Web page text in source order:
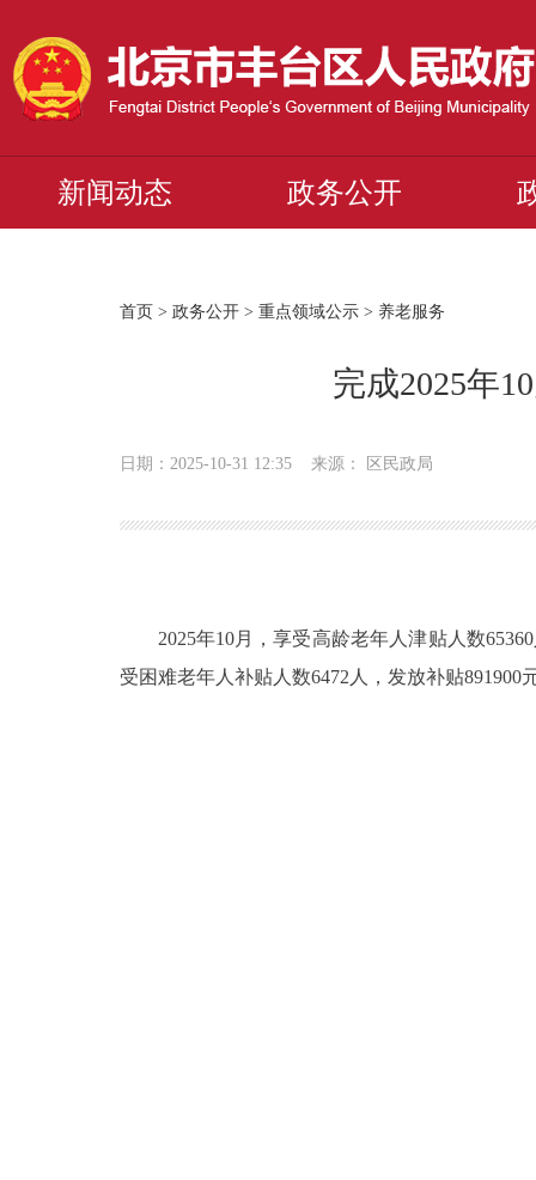
新闻动态 政务公开
首页 > 政务公开> 重点领域公示> 养老服务
完成2025年
日期：2025-10-31 12:35 来源： 区民政局
2025年10月，享受高龄老年人津贴人数
受困难老年人补贴人数6472人，发放补贴891900